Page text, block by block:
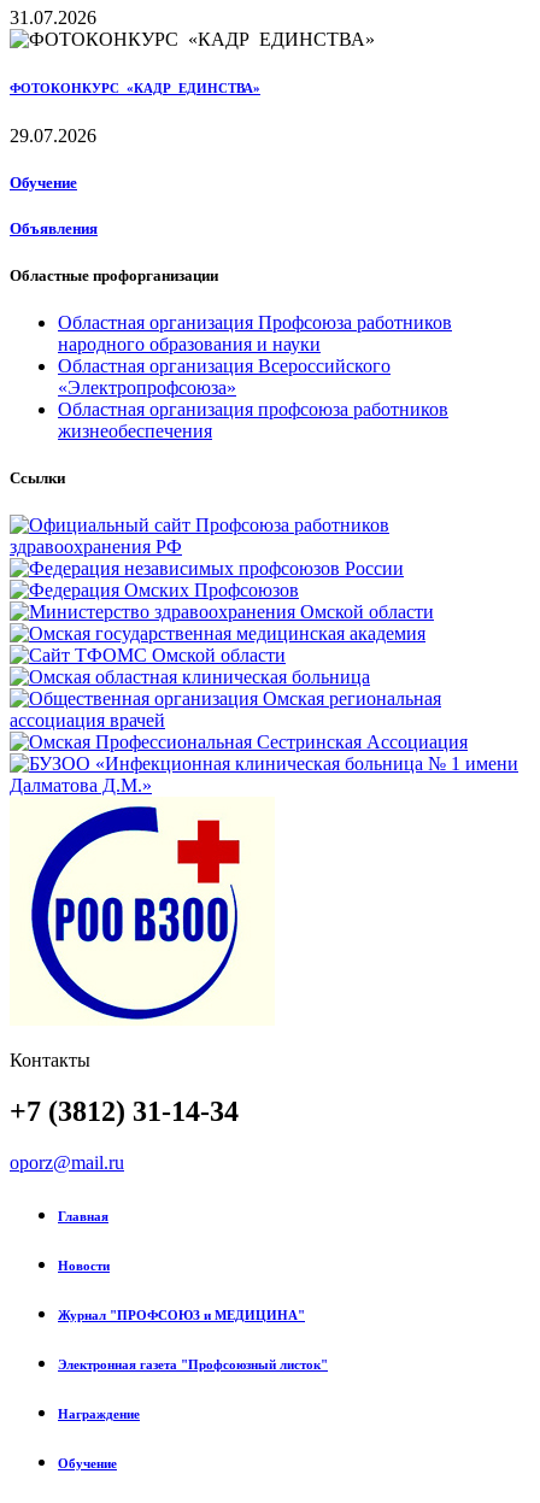
31.07.2026
ФОТОКОНКУРС «КАДР ЕДИНСТВА»
29.07.2026
Обучение
Объявления
Областные профорганизации
Областная организация Профсоюза работников
народного образования и науки
Областная организация Всероссийского
«Электропрофсоюза»
Областная организация профсоюза работников
жизнеобеспечения
Ссылки
Контакты
+7 (3812) 31-14-34
oporz@mail.ru
Главная
Новости
Журнал "ПРОФСОЮЗ и МЕДИЦИНА"
Электронная газета "Профсоюзный листок"
Награждение
Обучение